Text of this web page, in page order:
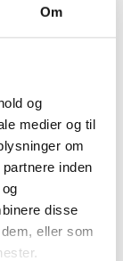
Om
og
medier og til
om
inden
disse
eller som